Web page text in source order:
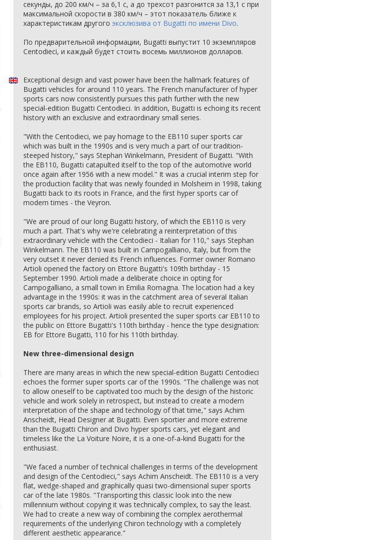
секунды, до 200 км/ч – за 6,1 с, а до трехсот разгонится за 13,1 с при
максимальной скорости в 380 км/ч – этот показатель ближе к
характеристикам другого эксклюзива от Bugatti по имени Divo.
По предварительной информации, Bugatti выпустит 10 экземпляров
Centodieci, и каждый будет стоить восемь миллионов долларов.
Exceptional design and vast power have been the hallmark features of
Bugatti vehicles for around 110 years. The French manufacturer of hyper
sports cars now consistently pursues this path further with the new
special-edition Bugatti Centodieci. In addition, Bugatti is echoing its recent
history with an exclusive and extraordinary small series.
"With the Centodieci, we pay homage to the EB110 super sports car
which was built in the 1990s and is very much a part of our tradition-
steeped history," says Stephan Winkelmann, President of Bugatti. "With
the EB110, Bugatti catapulted itself to the top of the automotive world
once again after 1956 with a new model." It was a crucial interim step for
the production facility that was newly founded in Molsheim in 1998, taking
Bugatti back to its roots in France, and the first hyper sports car of
modern times - the Veyron.
"We are proud of our long Bugatti history, of which the EB110 is very
much a part. That's why we're celebrating a reinterpretation of this
extraordinary vehicle with the Centodieci - Italian for 110," says Stephan
Winkelmann. The EB110 was built in Campogalliano, Italy, but from the
very outset it never denied its French influences. Former owner Romano
Artioli opened the factory on Ettore Bugatti's 109th birthday - 15
September 1990. Artioli made a deliberate choice in opting for
Campogalliano, a small town in Emilia Romagna. The location had a key
advantage in the 1990s: it was in the catchment area of several Italian
sports car brands, so Artioli was easily able to recruit experienced
employees for his project. Artioli presented the super sports car EB110 to
the public on Ettore Bugatti's 110th birthday - hence the type designation:
EB for Ettore Bugatti, 110 for his 110th birthday.
New three-dimensional design
There are many areas in which the new special-edition Bugatti Centodieci
echoes the former super sports car of the 1990s. "The challenge was not
to allow oneself to be captivated too much by the design of the historic
vehicle and work solely in retrospect, but instead to create a modern
interpretation of the shape and technology of that time," says Achim
Anscheidt, Head Designer at Bugatti. Even sportier and more extreme
than the Bugatti Chiron and Divo hyper sports cars, yet elegant and
timeless like the La Voiture Noire, it is a one-of-a-kind Bugatti for the
enthusiast.
"We faced a number of technical challenges in terms of the development
and design of the Centodieci," says Achim Anscheidt. The EB110 is a very
flat, wedge-shaped and graphically quasi two-dimensional super sports
car of the late 1980s. "Transporting this classic look into the new
millennium without copying it was technically complex, to say the least.
We had to create a new way of combining the complex aerothermal
requirements of the underlying Chiron technology with a completely
different aesthetic appearance."